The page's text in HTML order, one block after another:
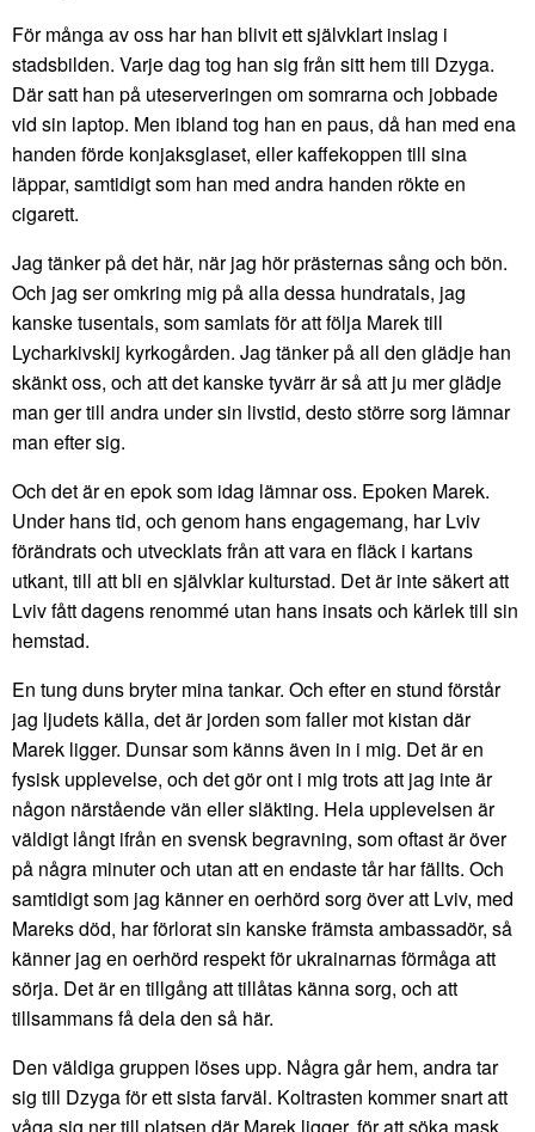
För många av oss har han blivit ett självklart inslag i
stadsbilden. Varje dag tog han sig från sitt hem till Dzyga.
Där satt han på uteserveringen om somrarna och jobbade
vid sin laptop. Men ibland tog han en paus, då han med ena
handen förde konjaksglaset, eller kaffekoppen till sina
läppar, samtidigt som han med andra handen rökte en
cigarett.
Jag tänker på det här, när jag hör prästernas sång och bön.
Och jag ser omkring mig på alla dessa hundratals, jag
kanske tusentals, som samlats för att följa Marek till
Lycharkivskij kyrkogården. Jag tänker på all den glädje han
skänkt oss, och att det kanske tyvärr är så att ju mer glädje
man ger till andra under sin livstid, desto större sorg lämnar
man efter sig.
Och det är en epok som idag lämnar oss. Epoken Marek.
Under hans tid, och genom hans engagemang, har Lviv
förändrats och utvecklats från att vara en fläck i kartans
utkant, till att bli en självklar kulturstad. Det är inte säkert att
Lviv fått dagens renommé utan hans insats och kärlek till sin
hemstad.
En tung duns bryter mina tankar. Och efter en stund förstår
jag ljudets källa, det är jorden som faller mot kistan där
Marek ligger. Dunsar som känns även in i mig. Det är en
fysisk upplevelse, och det gör ont i mig trots att jag inte är
någon närstående vän eller släkting. Hela upplevelsen är
väldigt långt ifrån en svensk begravning, som oftast är över
på några minuter och utan att en endaste tår har fällts. Och
samtidigt som jag känner en oerhörd sorg över att Lviv, med
Mareks död, har förlorat sin kanske främsta ambassadör, så
känner jag en oerhörd respekt för ukrainarnas förmåga att
sörja. Det är en tillgång att tillåtas känna sorg, och att
tillsammans få dela den så här.
Den väldiga gruppen löses upp. Några går hem, andra tar
sig till Dzyga för ett sista farväl. Koltrasten kommer snart att
våga sig ner till platsen där Marek ligger, för att söka mask